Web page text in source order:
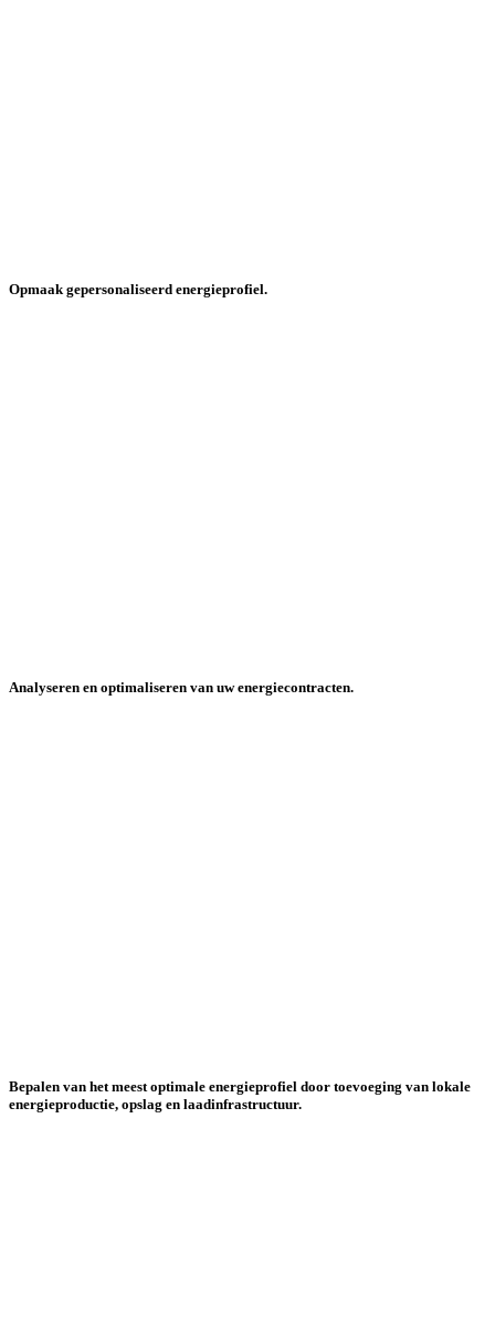
Opmaak gepersonaliseerd energieprofiel.
Analyseren en optimaliseren van uw energiecontracten.
Bepalen van het meest optimale energieprofiel door toevoeging van lokale
energieproductie, opslag en laadinfrastructuur.